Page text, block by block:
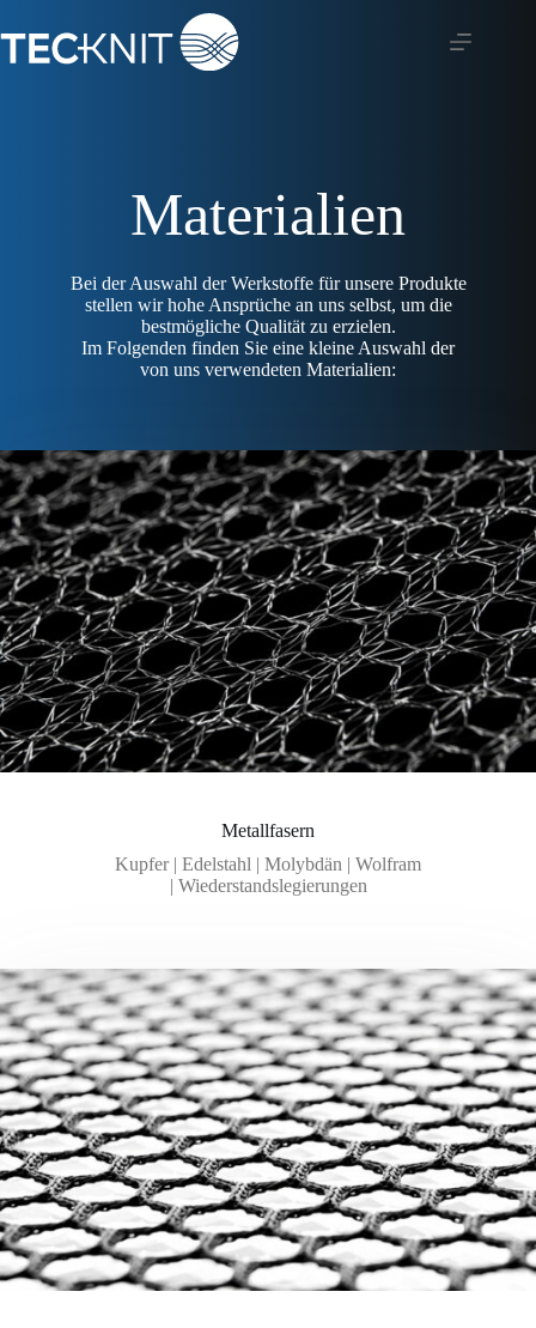
Inhalt
springen
Materialien
Bei der Auswahl der Werkstoffe für unsere Produkte
stellen wir hohe Ansprüche an uns selbst, um die
bestmögliche Qualität zu erzielen.
Im Folgenden finden Sie eine kleine Auswahl der
von uns verwendeten Materialien:
Metallfasern
Kupfer | Edelstahl | Molybdän | Wolfram
| Wiederstandslegierungen